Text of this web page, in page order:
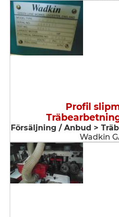
Profil
Försäljning / Anbud >
Wadkin